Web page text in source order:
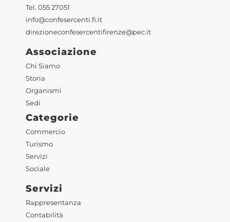
Tel. 055 27051
info@confesercenti.fi.it
direzioneconfesercentifirenze@pec.it
Associazione
Chi Siamo
Storia
Organismi
Sedi
Categorie
Commercio
Turismo
Servizi
Sociale
Servizi
Rappresentanza
Contabilità